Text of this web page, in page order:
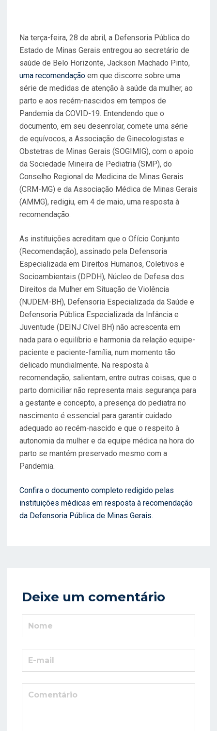
Na terça-feira, 28 de abril, a Defensoria Pública do
Estado de Minas Gerais entregou ao secretário de
saúde de Belo Horizonte, Jackson Machado Pinto,
uma recomendação em que discorre sobre uma
série de medidas de atenção à saúde da mulher, ao
parto e aos recém-nascidos em tempos de
Pandemia da COVID-19. Entendendo que o
documento, em seu desenrolar, comete uma série
de equívocos, a Associação de Ginecologistas e
Obstetras de Minas Gerais (SOGIMIG), com o apoio
da Sociedade Mineira de Pediatria (SMP), do
Conselho Regional de Medicina de Minas Gerais
(CRM-MG) e da Associação Médica de Minas Gerais
(AMMG), redigiu, em 4 de maio, uma resposta à
recomendação.
As instituições acreditam que o Ofício Conjunto
(Recomendação), assinado pela Defensoria
Especializada em Direitos Humanos, Coletivos e
Socioambientais (DPDH), Núcleo de Defesa dos
Direitos da Mulher em Situação de Violência
(NUDEM-BH), Defensoria Especializada da Saúde e
Defensoria Pública Especializada da Infância e
Juventude (DEINJ Cível BH) não acrescenta em
nada para o equilíbrio e harmonia da relação equipe-
paciente e paciente-família, num momento tão
delicado mundialmente. Na resposta à
recomendação, salientam, entre outras coisas, que o
parto domiciliar não representa mais segurança para
a gestante e concepto, a presença do pediatra no
nascimento é essencial para garantir cuidado
adequado ao recém-nascido e que o respeito à
autonomia da mulher e da equipe médica na hora do
parto se mantém preservado mesmo com a
Pandemia.
Confira o documento completo redigido pelas
instituições médicas em resposta à recomendação
da Defensoria Pública de Minas Gerais.
Deixe um comentário